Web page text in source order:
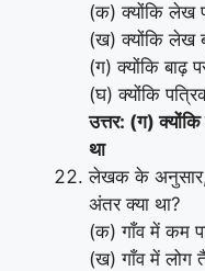
(क) क्योंकि लेख
(ख) क्योंकि लेख
(ग) क्योंकि बाढ़
(घ) क्योंकि
उत्तर: (ग) क्योंकि
था
लेखक के अनुसार,
अंतर क्या था?
(क) गाँव में कम
(ख) गाँव में लोग